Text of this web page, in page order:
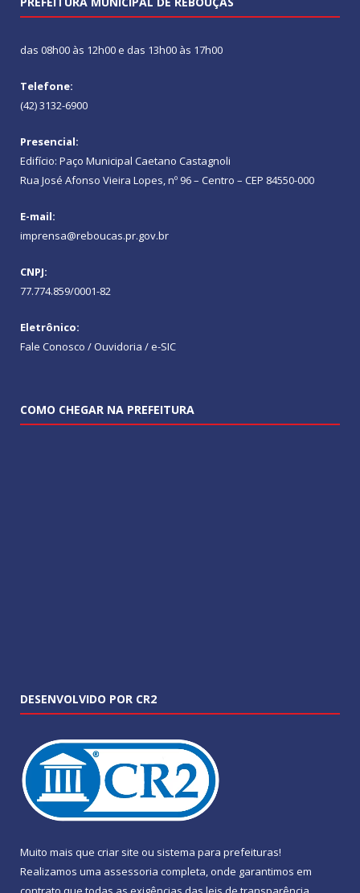
das 08h00 às 12h00 e das 13h00 às 17h00
Telefone:
(42) 3132-6900
Presencial:
Edifício: Paço Municipal Caetano Castagnoli
Rua José Afonso Vieira Lopes, nº 96 – Centro – CEP 84550-000
E-mail:
imprensa@reboucas.pr.gov.br
CNPJ:
77.774.859/0001-82
Eletrônico:
Fale Conosco / Ouvidoria / e-SIC
COMO CHEGAR NA PREFEITURA
DESENVOLVIDO POR CR2
Muito mais que criar site ou sistema para prefeituras!
Realizamos uma assessoria completa, onde garantimos em